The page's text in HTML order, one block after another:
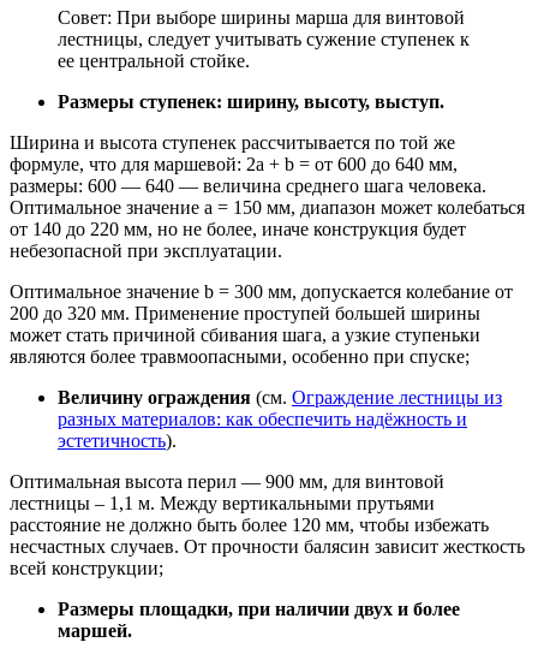
Совет: При выборе ширины марша для винтовой
лестницы, следует учитывать сужение ступенек к
ее центральной стойке.
Размеры ступенек: ширину, высоту, выступ.
Ширина и высота ступенек рассчитывается по той же
формуле, что для маршевой: 2а + b = от 600 до 640 мм,
размеры: 600 — 640 — величина среднего шага человека.
Оптимальное значение а = 150 мм, диапазон может колебаться
от 140 до 220 мм, но не более, иначе конструкция будет
небезопасной при эксплуатации.
Оптимальное значение b = 300 мм, допускается колебание от
200 до 320 мм. Применение проступей большей ширины
может стать причиной сбивания шага, а узкие ступеньки
являются более травмоопасными, особенно при спуске;
Величину ограждения (см. Ограждение лестницы из
разных материалов: как обеспечить надёжность и
эстетичность).
Оптимальная высота перил — 900 мм, для винтовой
лестницы – 1,1 м. Между вертикальными прутьями
расстояние не должно быть более 120 мм, чтобы избежать
несчастных случаев. От прочности балясин зависит жесткость
всей конструкции;
Размеры площадки, при наличии двух и более
маршей.